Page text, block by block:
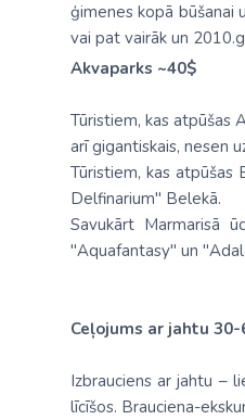
ģimenes kopā būšanai
vai pat vairāk un
Akvaparks ~40$
Tūristiem, kas atpūšas
arī gigantiskais, nesen
Tūristiem, kas
Delfinarium" Belekā.
Savukārt Marmarisā
"Aquafantasy" un
Ceļojums ar jahtu 30-
Izbrauciens ar jahtu –
līcīšos. Brauciena-